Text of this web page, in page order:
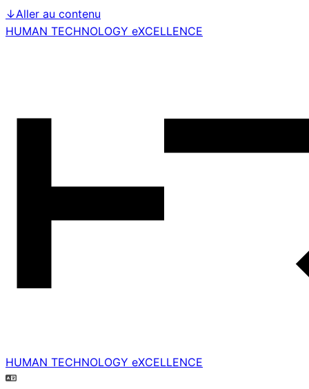
↓Aller au contenu
HUMAN TECHNOLOGY eXCELLENCE
HUMAN TECHNOLOGY eXCELLENCE